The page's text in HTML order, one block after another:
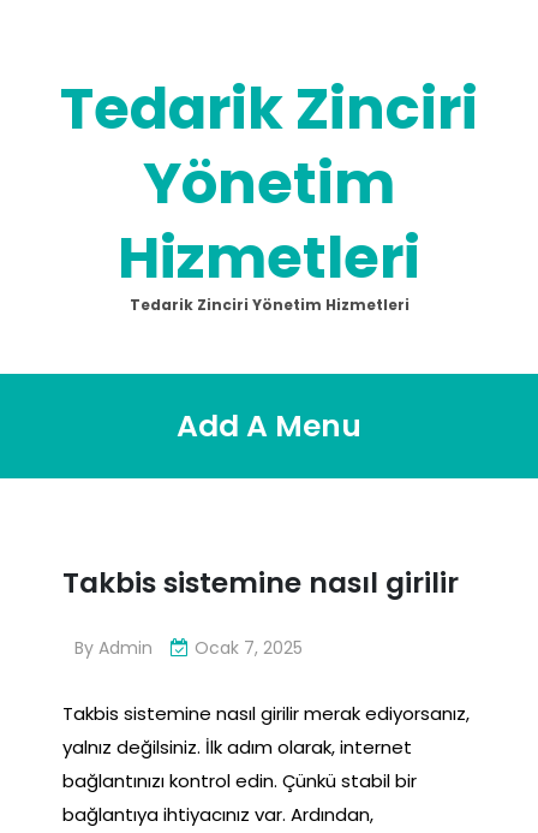
Tedarik Zinciri
Yönetim
Hizmetleri
Tedarik Zinciri Yönetim Hizmetleri
Add A Menu
Takbis sistemine nasıl girilir
By Admin Ocak 7, 2025
Takbis sistemine nasıl girilir merak ediyorsanız,
yalnız değilsiniz. İlk adım olarak, internet
bağlantınızı kontrol edin. Çünkü stabil bir
bağlantıya ihtiyacınız var. Ardından,